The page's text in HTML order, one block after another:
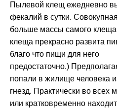
Пылевой клещ ежедневно
фекалий в сутки.
больше массы самого
клеща прекрасно развита
благо что пищи для него
предостаточно.)
попали в жилище человека
гнезд. Практически во всех
или кратковременно